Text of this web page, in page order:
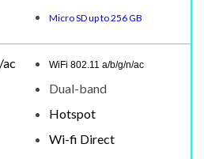
Micro SD up to 256 GB
WiFi 802.11 a/b/g/n/ac
Dual-band
Hotspot
Wi-fi Direct